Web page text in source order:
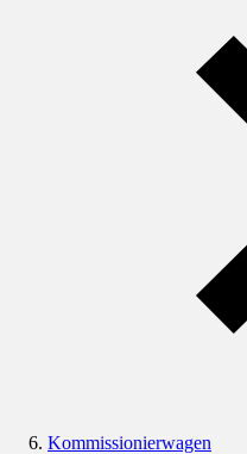
Kommissionierwagen